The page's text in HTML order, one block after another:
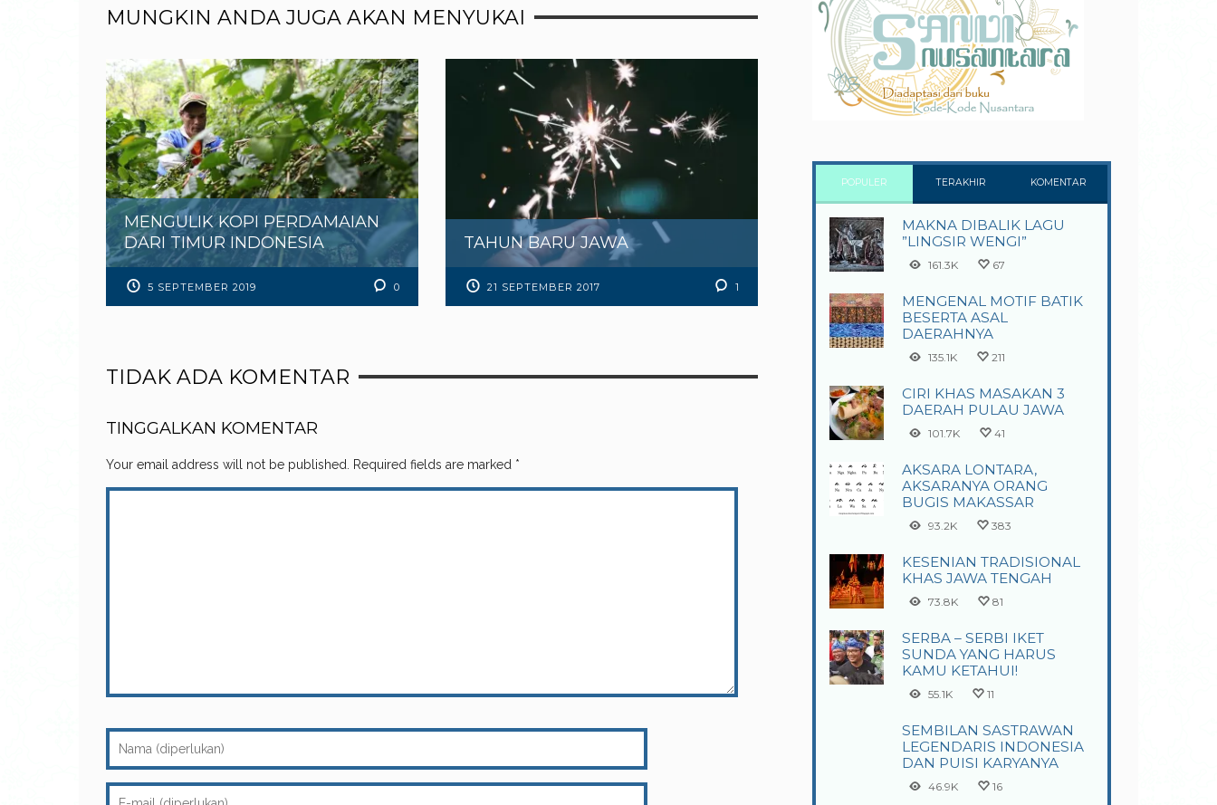
MUNGKIN ANDA JUGA AKAN MENYUKAI
MENGULIK KOPI PERDAMAIAN
DARI TIMUR INDONESIA
5 SEPTEMBER 2019 0
TAHUN BARU JAWA
21 SEPTEMBER 2017 1
TIDAK ADA KOMENTAR
TINGGALKAN KOMENTAR
Your email address will not be published. Required fields are marked *
POPULER TERAKHIR KOMENTAR
MAKNA DIBALIK LAGU
”LINGSIR WENGI”
161.3K 67
MENGENAL MOTIF BATIK
BESERTA ASAL
DAERAHNYA
135.1K 211
CIRI KHAS MASAKAN 3
DAERAH PULAU JAWA
101.7K 41
AKSARA LONTARA,
AKSARANYA ORANG
BUGIS MAKASSAR
93.2K 383
KESENIAN TRADISIONAL
KHAS JAWA TENGAH
73.8K 81
SERBA – SERBI IKET
SUNDA YANG HARUS
KAMU KETAHUI!
55.1K 11
SEMBILAN SASTRAWAN
LEGENDARIS INDONESIA
DAN PUISI KARYANYA
46.9K 16